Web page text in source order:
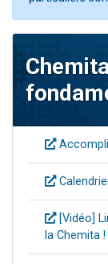
[Vidéo]
la Chemita !